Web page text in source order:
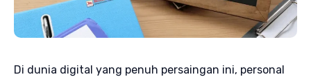
Di dunia digital yang penuh persaingan ini, personal